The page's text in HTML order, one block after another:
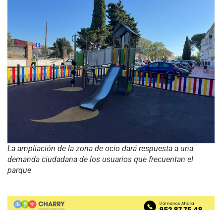
La ampliación de la zona de ocio dará respuesta a una
demanda ciudadana de los usuarios que frecuentan el
parque